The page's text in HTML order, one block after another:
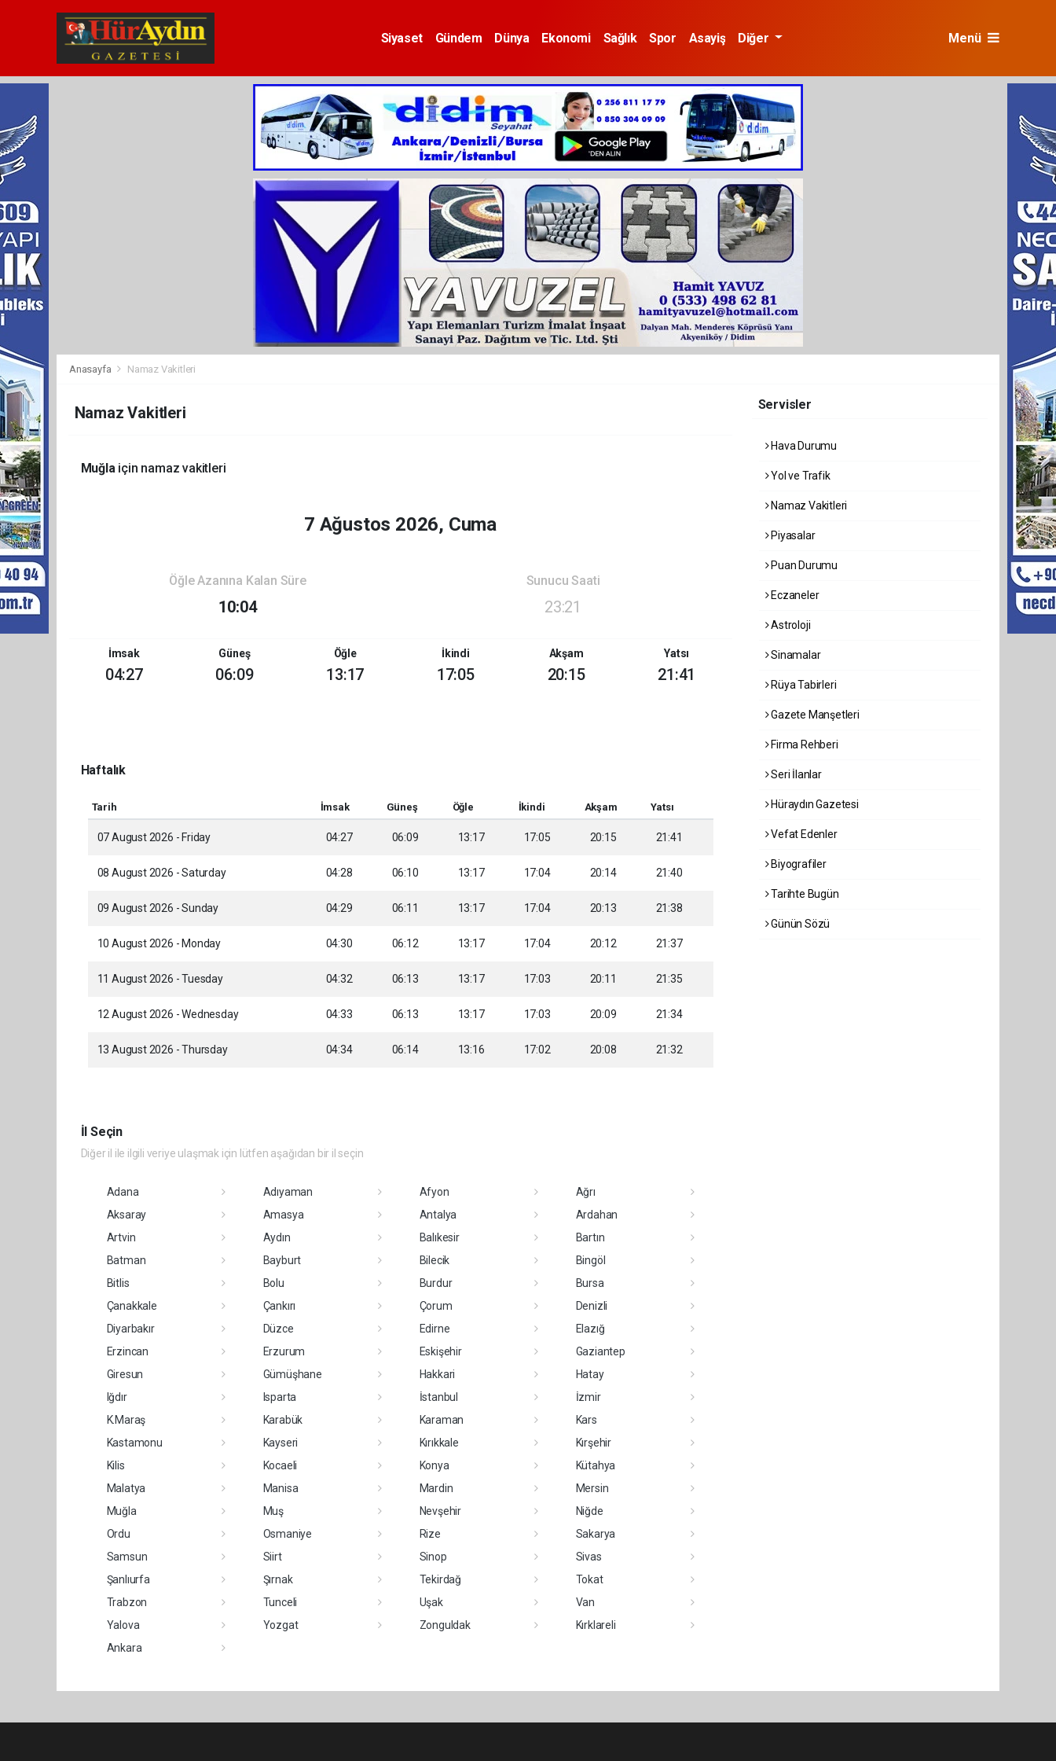
Siyaset Gündem Dünya Ekonomi Sağlık Spor Asayiş Diğer Menü
Anasayfa Namaz Vakitleri
Namaz Vakitleri
Muğlaiçin namaz vakitleri
7 Ağustos 2026, Cuma
Öğle Azanına Kalan Süre
10:04
Sunucu Saati
23:21
İmsak
04:27
Güneş
06:09
Öğle
13:17
İkindi
17:05
Akşam
20:15
Yatsı
21:41
Haftalık
Tarih İmsak Güneş Öğle İkindi Akşam Yatsı
07 August 2026 - Friday 04:27 06:09 13:17 17:05 20:15 21:41
08 August 2026 - Saturday 04:28 06:10 13:17 17:04 20:14 21:40
09 August 2026 - Sunday 04:29 06:11 13:17 17:04 20:13 21:38
10 August 2026 - Monday 04:30 06:12 13:17 17:04 20:12 21:37
11 August 2026 - Tuesday 04:32 06:13 13:17 17:03 20:11 21:35
12 August 2026 - Wednesday 04:33 06:13 13:17 17:03 20:09 21:34
13 August 2026 - Thursday 04:34 06:14 13:16 17:02 20:08 21:32
İl Seçin
Diğer il ile ilgili veriye ulaşmak için lütfen aşağıdan bir il seçin
Adana Adıyaman Afyon
Ağrı
Aksaray
Amasya Antalya
Ardahan
Artvin
Aydın Balıkesir
Bartın
Batman
Bayburt Bilecik
Bingöl
Bitlis
Bolu Burdur
Bursa
Çanakkale
Çankırı Çorum
Denizli
Diyarbakır
Düzce Edirne
Elazığ
Erzincan
Erzurum Eskişehir
Gaziantep
Giresun
Gümüşhane Hakkari
Hatay
Iğdır
Isparta İstanbul
İzmir
K.Maraş
Karabük Karaman
Kars
Kastamonu
Kayseri Kırıkkale
Kırşehir
Kilis
Kocaeli Konya
Kütahya
Malatya
Manisa Mardin
Mersin
Muğla
Muş Nevşehir
Niğde
Ordu
Osmaniye Rize
Sakarya
Samsun
Siirt Sinop
Sivas
Şanlıurfa
Şırnak Tekirdağ
Tokat
Trabzon
Tunceli Uşak
Van
Yalova
Yozgat Zonguldak
Kırklareli
Ankara
Servisler
Hava Durumu
Yol ve Trafik
Namaz Vakitleri
Piyasalar
Puan Durumu
Eczaneler
Astroloji
Sinamalar
Rüya Tabirleri
Gazete Manşetleri
Firma Rehberi
Seri İlanlar
Hüraydın Gazetesi
Vefat Edenler
Biyografiler
Tarihte Bugün
Günün Sözü